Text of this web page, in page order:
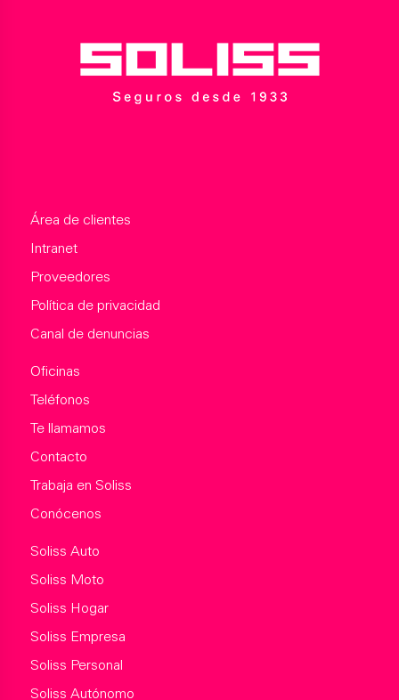
Área de clientes
Intranet
Proveedores
Política de privacidad
Canal de denuncias
Oficinas
Teléfonos
Te llamamos
Contacto
Trabaja en Soliss
Conócenos
Soliss Auto
Soliss Moto
Soliss Hogar
Soliss Empresa
Soliss Personal
Soliss Autónomo